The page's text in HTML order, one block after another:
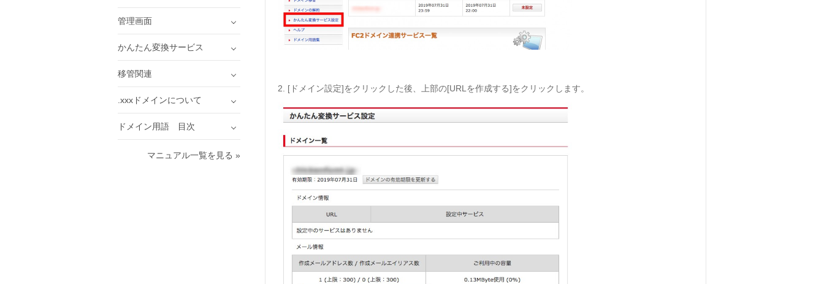
2. [ドメイン設定]をクリックした後、上部の[URLを作成する]をクリックします。
管理画面
かんたん変換サービス
移管関連
.xxxドメインについて
ドメイン用語 目次
マニュアル一覧を見る »